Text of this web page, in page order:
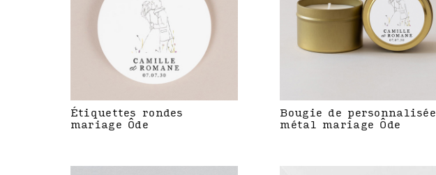
Étiquettes rondes
mariage Ôde
Bougie de personnalisée
métal mariage Ôde